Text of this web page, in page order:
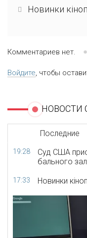
Новинки
Комментариев нет.
Войдите, чтобы
НОВОСТИ
Последние
19:28
Суд США
бального
17:33 Новинки